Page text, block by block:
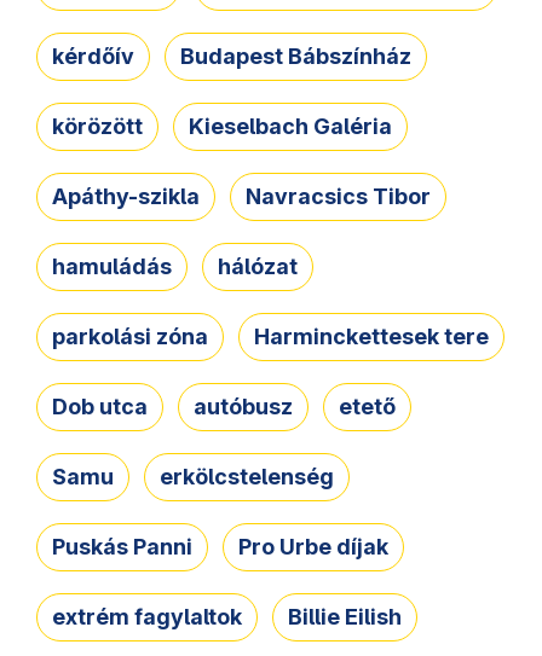
kérdőív Budapest Bábszínház
körözött Kieselbach Galéria
Apáthy-szikla Navracsics Tibor
hamuládás hálózat
parkolási zóna Harminckettesek tere
Dob utca autóbusz etető
Samu erkölcstelenség
Puskás Panni Pro Urbe díjak
extrém fagylaltok Billie Eilish